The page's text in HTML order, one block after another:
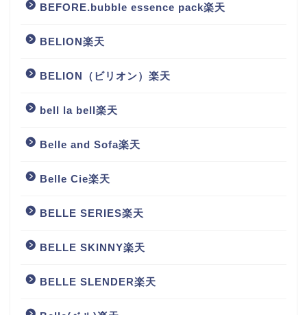
BEFORE.bubble essence pack楽天
BELION楽天
BELION（ビリオン）楽天
bell la bell楽天
Belle and Sofa楽天
Belle Cie楽天
BELLE SERIES楽天
BELLE SKINNY楽天
BELLE SLENDER楽天